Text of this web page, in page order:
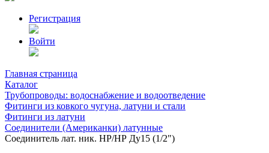
Регистрация
Войти
Главная страница
Каталог
Трубопроводы: водоснабжение и водоотведение
Фитинги из ковкого чугуна, латуни и стали
Фитинги из латуни
Соединители (Американки) латунные
Соединитель лат. ник. НР/НР Ду15 (1/2")